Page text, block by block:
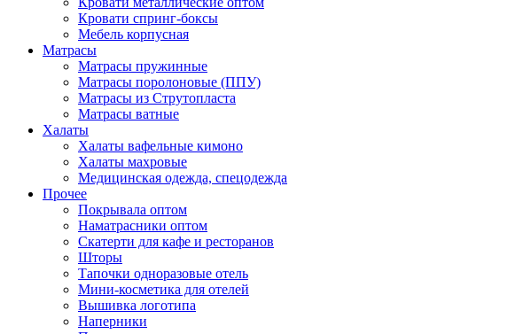
Кровати спринг-боксы
Мебель корпусная
Матрасы
Матрасы пружинные
Матрасы поролоновые (ППУ)
Матрасы из Струтопласта
Матрасы ватные
Халаты
Халаты вафельные кимоно
Халаты махровые
Медицинская одежда, спецодежда
Прочее
Покрывала оптом
Наматрасники оптом
Скатерти для кафе и ресторанов
Шторы
Тапочки одноразовые отель
Мини-косметика для отелей
Вышивка логотипа
Наперники